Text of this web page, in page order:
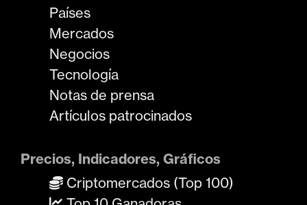
Países
Mercados
Negocios
Tecnología
Notas de prensa
Artículos patrocinados
Precios, Indicadores, Gráficos
Criptomercados (Top 100)